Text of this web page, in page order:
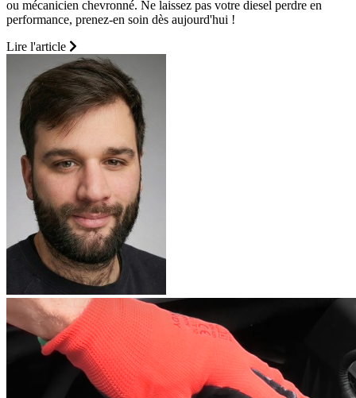
ou mécanicien chevronné. Ne laissez pas votre diesel perdre en
performance, prenez-en soin dès aujourd'hui !
Lire l'article